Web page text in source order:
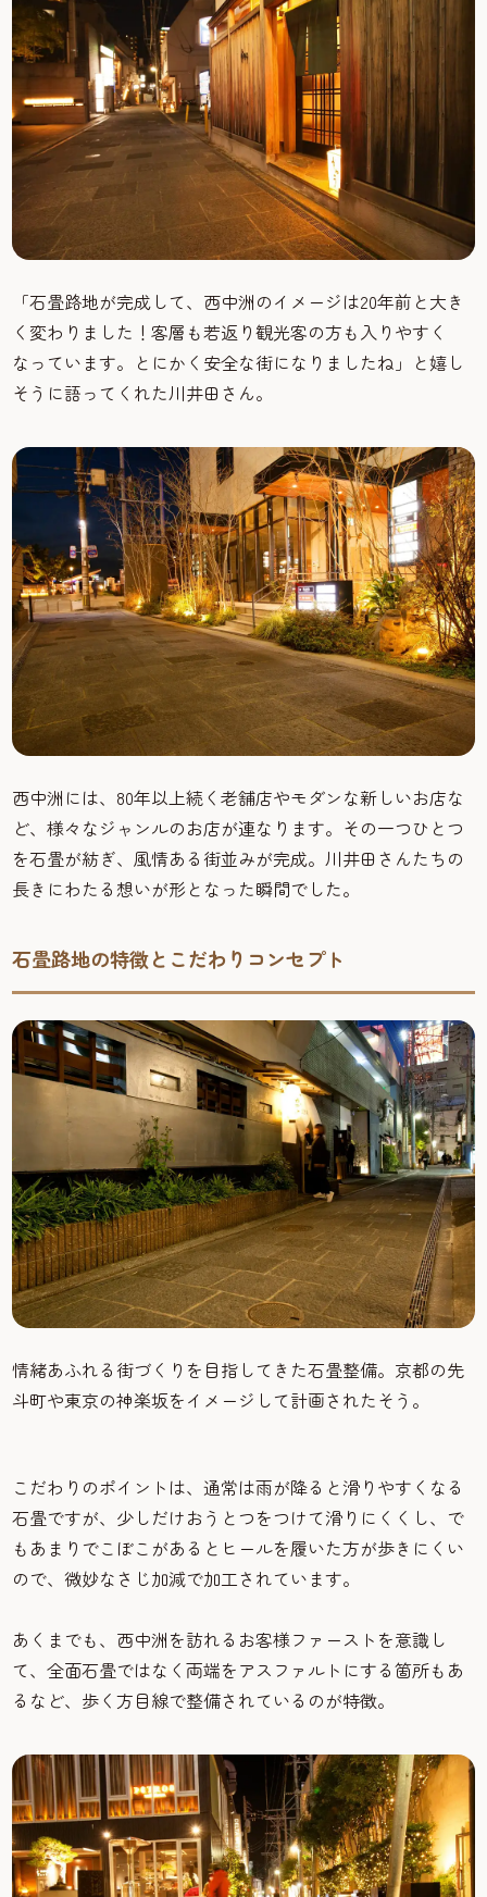
「石畳路地が完成して、西中洲のイメージは20年前と大き
く変わりました！客層も若返り観光客の方も入りやすく
なっています。とにかく安全な街になりましたね」と嬉し
そうに語ってくれた川井田さん。
西中洲には、80年以上続く老舗店やモダンな新しいお店な
ど、様々なジャンルのお店が連なります。その一つひとつ
を石畳が紡ぎ、風情ある街並みが完成。川井田さんたちの
長きにわたる想いが形となった瞬間でした。
石畳路地の特徴とこだわりコンセプト
情緒あふれる街づくりを目指してきた石畳整備。京都の先
斗町や東京の神楽坂をイメージして計画されたそう。
こだわりのポイントは、通常は雨が降ると滑りやすくなる
石畳ですが、少しだけおうとつをつけて滑りにくくし、で
もあまりでこぼこがあるとヒールを履いた方が歩きにくい
ので、微妙なさじ加減で加工されています。
あくまでも、西中洲を訪れるお客様ファーストを意識し
て、全面石畳ではなく両端をアスファルトにする箇所もあ
るなど、歩く方目線で整備されているのが特徴。